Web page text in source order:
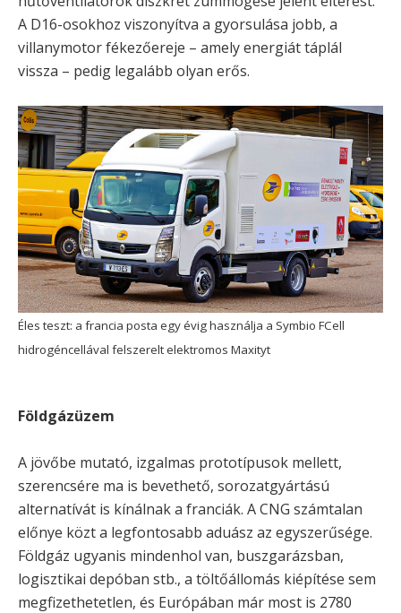
A D16-osokhoz viszonyítva a gyorsulása jobb, a
villanymotor fékezőereje – amely energiát táplál
vissza – pedig legalább olyan erős.
Éles teszt: a francia posta egy évig használja a Symbio FCell
hidrogéncellával felszerelt elektromos Maxityt
Földgázüzem
A jövőbe mutató, izgalmas prototípusok mellett,
szerencsére ma is bevethető, sorozatgyártású
alternatívát is kínálnak a franciák. A CNG számtalan
előnye közt a legfontosabb aduász az egyszerűsége.
Földgáz ugyanis mindenhol van, buszgarázsban,
logisztikai depóban stb., a töltőállomás kiépítése sem
megfizethetetlen, és Európában már most is 2780